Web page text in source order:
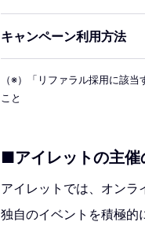
キャンペーン利用方法
（※）「リファラル採用に該
こと
■アイレットの主催
アイレットでは、オン
独自のイベントを積極的